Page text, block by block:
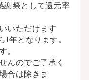
謝祭として還元率
いただけます
年となります。
。
んのでご了承く
合は除きま